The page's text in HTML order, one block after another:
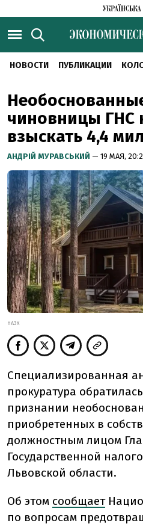
НОВОСТИ ПУБЛИКАЦИИ
чиновницы ГНС
взыскать 4,4
АНДРІЙ МУРАВСЬКИЙ — 19 МАЯ,
НАЗК
Специализированная
прокуратура
признании
приобретенных в
должностным лицом
Государственной
Львовской области.
Об этом сообщает
по вопросам